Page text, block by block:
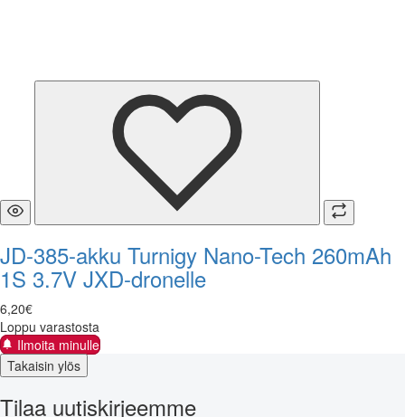
JD-385-akku Turnigy Nano-Tech 260mAh
1S 3.7V JXD-dronelle
6,20€
Loppu varastosta
Ilmoita minulle
Takaisin ylös
Tilaa uutiskirjeemme